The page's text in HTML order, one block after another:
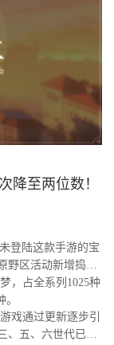
降至两位数！
登陆这款手游的宝
野区活动新增捣蛋
，占全系列1025种
戏通过更新逐步引
、五、六世代已完